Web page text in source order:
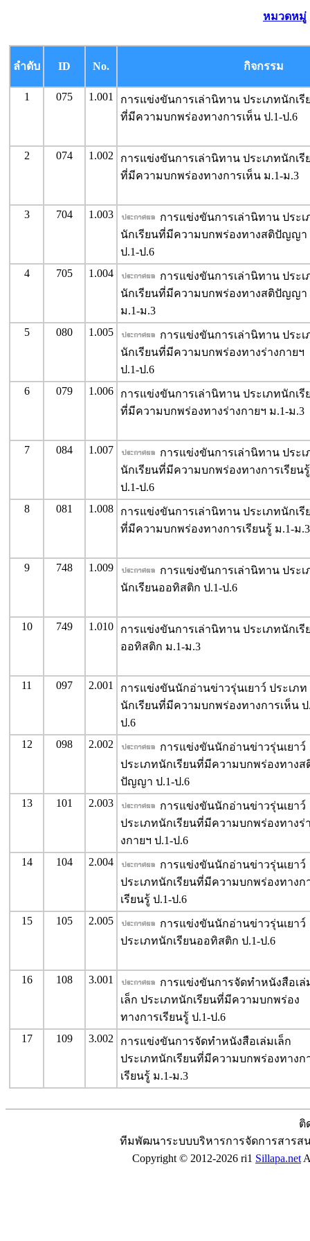
หมวดหมู่
ลำดับ ID No. กิจกรรม
1 075 1.001
การแข่งขันการเล่านิทาน ประเภทนักเรี
ที่มีความบกพร่องทางการเห็น ป.1-ป.6
2 074 1.002
การแข่งขันการเล่านิทาน ประเภทนักเรี
ที่มีความบกพร่องทางการเห็น ม.1-ม.3
3 704 1.003
การแข่งขันการเล่านิทาน ประเ
นักเรียนที่มีความบกพร่องทางสติปัญญา
ป.1-ป.6
4
705 1.004
การแข่งขันการเล่านิทาน ประเ
นักเรียนที่มีความบกพร่องทางสติปัญญา
ม.1-ม.3
5
080 1.005
การแข่งขันการเล่านิทาน ประเ
นักเรียนที่มีความบกพร่องทางร่างกายฯ
ป.1-ป.6
6
079 1.006
การแข่งขันการเล่านิทาน ประเภทนักเรี
ที่มีความบกพร่องทางร่างกายฯ ม.1-ม.3
7 084 1.007
การแข่งขันการเล่านิทาน ประเ
นักเรียนที่มีความบกพร่องทางการเรียนรู้
ป.1-ป.6
8
081 1.008
การแข่งขันการเล่านิทาน ประเภทนักเรี
ที่มีความบกพร่องทางการเรียนรู้ ม.1-ม.3
9 748 1.009
การแข่งขันการเล่านิทาน ประเ
นักเรียนออทิสติก ป.1-ป.6
10 749 1.010
การแข่งขันการเล่านิทาน ประเภทนักเรี
ออทิสติก ม.1-ม.3
11 097 2.001
การแข่งขันนักอ่านข่าวรุ่นเยาว์ ประเภท
นักเรียนที่มีความบกพร่องทางการเห็น ป
ป.6
12
098 2.002
การแข่งขันนักอ่านข่าวรุ่นเยาว์
ประเภทนักเรียนที่มีความบกพร่องทางส
ปัญญา ป.1-ป.6
13
101 2.003
การแข่งขันนักอ่านข่าวรุ่นเยาว์
ประเภทนักเรียนที่มีความบกพร่องทางร่
งกายฯ ป.1-ป.6
14
104 2.004
การแข่งขันนักอ่านข่าวรุ่นเยาว์
ประเภทนักเรียนที่มีความบกพร่องทางก
เรียนรู้ ป.1-ป.6
15
105 2.005
การแข่งขันนักอ่านข่าวรุ่นเยาว์
ประเภทนักเรียนออทิสติก ป.1-ป.6
16 108 3.001
การแข่งขันการจัดทำหนังสือเล่
เล็ก ประเภทนักเรียนที่มีความบกพร่อง
ทางการเรียนรู้ ป.1-ป.6
17
109 3.002
การแข่งขันการจัดทำหนังสือเล่มเล็ก
ประเภทนักเรียนที่มีความบกพร่องทางก
เรียนรู้ ม.1-ม.3
ติ
ทีมพัฒนาระบบบริหารการจัดการสารส
Copyright © 2012-2026 ri1 Sillapa.net